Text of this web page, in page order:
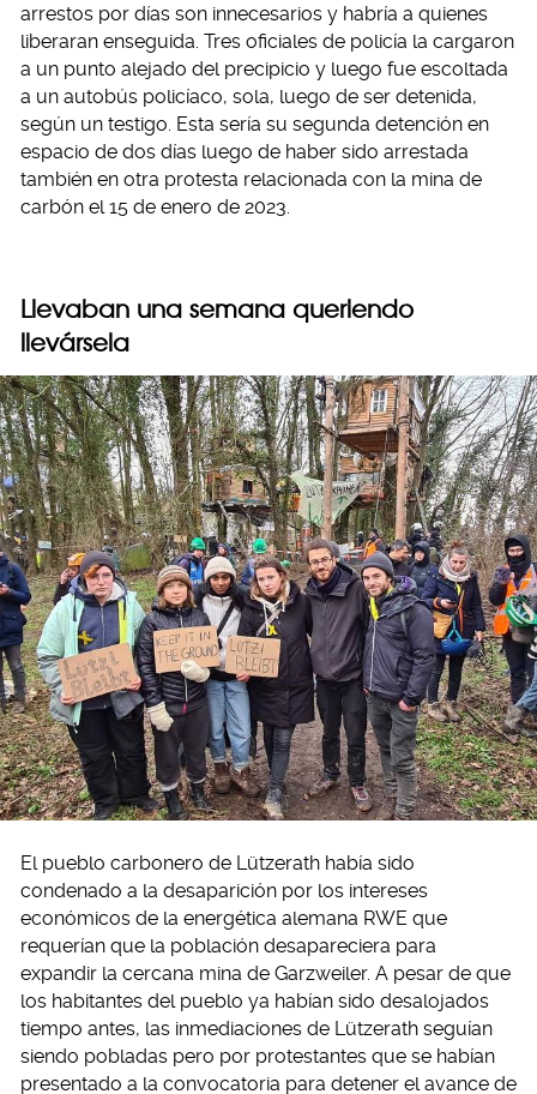
arrestos por días son innecesarios y habría a quienes
liberaran enseguida. Tres oficiales de policía la cargaron
a un punto alejado del precipicio y luego fue escoltada
a un autobús policíaco, sola, luego de ser detenida,
según un testigo. Esta sería su segunda detención en
espacio de dos días luego de haber sido arrestada
también en otra protesta relacionada con la mina de
carbón el 15 de enero de 2023.
Llevaban una semana queriendo
llevársela
El pueblo carbonero de Lützerath había sido
condenado a la desaparición por los intereses
económicos de la energética alemana RWE que
requerían que la población desapareciera para
expandir la cercana mina de Garzweiler. A pesar de que
los habitantes del pueblo ya habían sido desalojados
tiempo antes, las inmediaciones de Lützerath seguían
siendo pobladas pero por protestantes que se habían
presentado a la convocatoria para detener el avance de